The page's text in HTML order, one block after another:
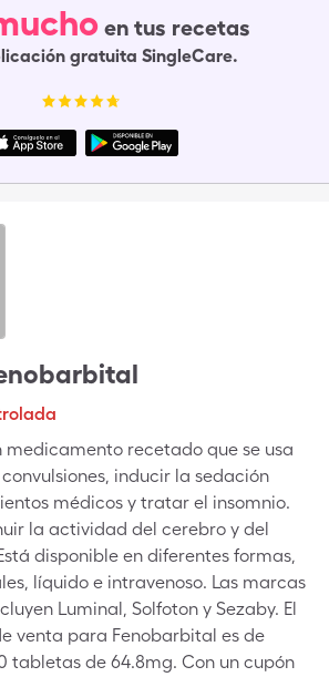
en tus recetas
gratuita SingleCare.
medicamento recetado que se usa
inducir la sedación
médicos y tratar el insomnio.
la actividad del cerebro y del
disponible en diferentes formas,
líquido e intravenoso. Las marcas
Luminal, Solfoton y Sezaby. El
venta para Fenobarbital es de
tabletas de 64.8mg. Con un cupón